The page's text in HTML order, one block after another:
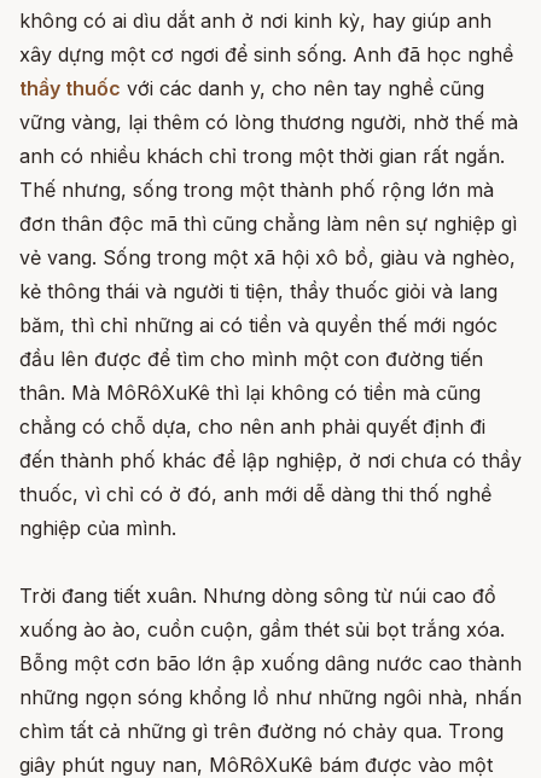
không có ai dìu dắt anh ở nơi kinh kỳ, hay giúp anh
xây dựng một cơ ngơi để sinh sống. Anh đã học nghề
thầy thuốc với các danh y, cho nên tay nghề cũng
vững vàng, lại thêm có lòng thương người, nhờ thế mà
anh có nhiều khách chỉ trong một thời gian rất ngắn.
Thế nhưng, sống trong một thành phố rộng lớn mà
đơn thân độc mã thì cũng chẳng làm nên sự nghiệp gì
vẻ vang. Sống trong một xã hội xô bồ, giàu và nghèo,
kẻ thông thái và người ti tiện, thầy thuốc giỏi và lang
băm, thì chỉ những ai có tiền và quyền thế mới ngóc
đầu lên được để tìm cho mình một con đường tiến
thân. Mà MôRôXuKê thì lại không có tiền mà cũng
chẳng có chỗ dựa, cho nên anh phải quyết định đi
đến thành phố khác để lập nghiệp, ở nơi chưa có thầy
thuốc, vì chỉ có ở đó, anh mới dễ dàng thi thố nghề
nghiệp của mình.
Trời đang tiết xuân. Nhưng dòng sông từ núi cao đổ
xuống ào ào, cuồn cuộn, gầm thét sủi bọt trắng xóa.
Bỗng một cơn bão lớn ập xuống dâng nước cao thành
những ngọn sóng khổng lồ như những ngôi nhà, nhấn
chìm tất cả những gì trên đường nó chảy qua. Trong
giây phút nguy nan, MôRôXuKê bám được vào một